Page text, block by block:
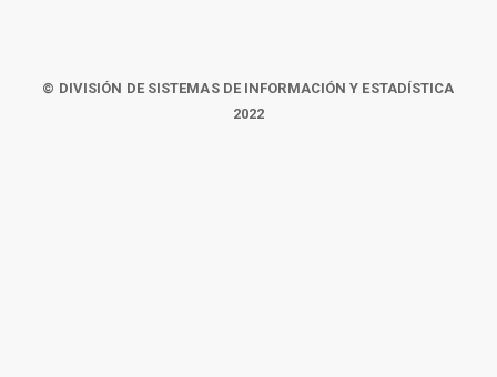
© DIVISIÓN DE SISTEMAS DE INFORMACIÓN Y ESTADÍSTICA
2022